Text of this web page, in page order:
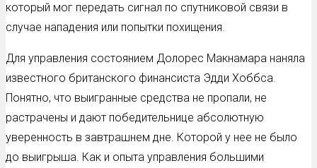
который мог передать сигнал по спутниковой связи в
случае нападения или попытки похищения.
Для управления состоянием Долорес Макнамара наняла
известного британского финансиста Эдди Хоббса.
Понятно, что выигранные средства не пропали, не
растрачены и дают победительнице абсолютную
уверенность в завтрашнем дне. Которой у нее не было
до выигрыша. Как и опыта управления большими